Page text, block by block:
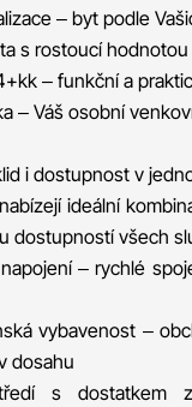
– byt podle
s rostoucí hodnotou
– funkční a
– Váš osobní
i dostupnost v
ideální
dostupností všech
– rychlé
vybavenost –
dosahu
s dostatkem